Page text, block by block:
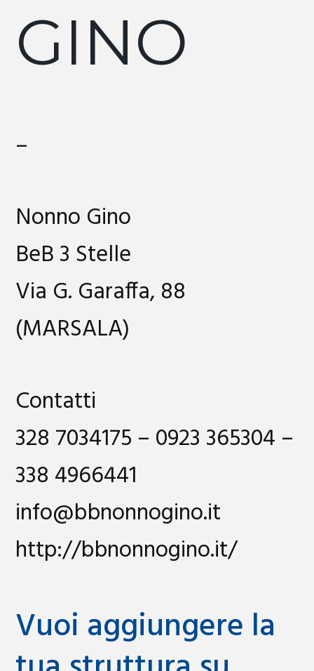
GINO
–
Nonno Gino
BeB 3 Stelle
Via G. Garaffa, 88
(MARSALA)
Contatti
328 7034175 – 0923 365304 –
338 4966441
info@bbnonnogino.it
http://bbnonnogino.it/
Vuoi aggiungere la